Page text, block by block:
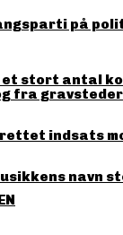
på
stort antal
fra gravsteder
indsats
navn